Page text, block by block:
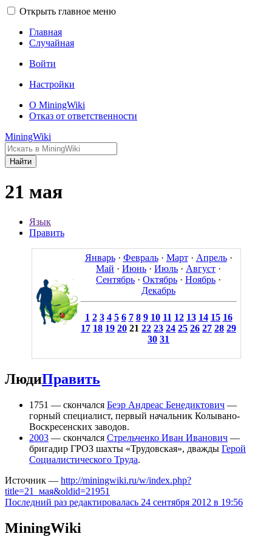
Открыть главное меню
Главная
Случайная
Войти
Настройки
О MiningWiki
Отказ от ответственности
MiningWiki
Найти
21 мая
Язык
Править
Январь· Февраль· Март· Апрель·
Май · Июнь · Июль · Август ·
Сентябрь · Октябрь · Ноябрь ·
Декабрь
1 2 3 4 5 6 7 8 9 10 11 12 13 14 15 16
17 18 19 20 21 22 23 24 25 26 27 28 29
30 31
ЛюдиПравить
1751 — скончался Беэр Андреас Бенедиктович —
горный специалист, первый начальник Колывано-
Воскресенских заводов.
2003 — скончался Стрельченко Иван Иванович —
бригадир ГРОЗ шахты «Трудовская», дважды Герой
Социалистического Труда.
Источник — http://miningwiki.ru/w/index.php?
title=21_мая&oldid=21951
Последний раз редактировалась 24 сентября 2012 в 19:56
MiningWiki